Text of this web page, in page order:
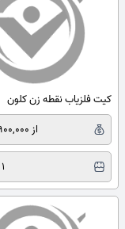
کیت فلزیاب نقطه زن کلون
از 6,900,000 تومان
1 فروشگاه